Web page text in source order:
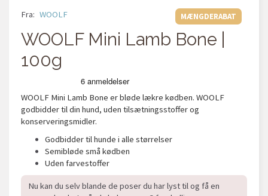
MÆNGDERABAT
Fra: WOOLF
WOOLF Mini Lamb Bone |
100g
WOOLF Mini Lamb Bone er bløde lækre kødben. WOOLF
godbidder til din hund, uden tilsætningsstoffer og
konserveringsmidler.
Godbidder til hunde i alle størrelser
Semibløde små kødben
Uden farvestoffer
Nu kan du selv blande de poser du har lyst til og få en